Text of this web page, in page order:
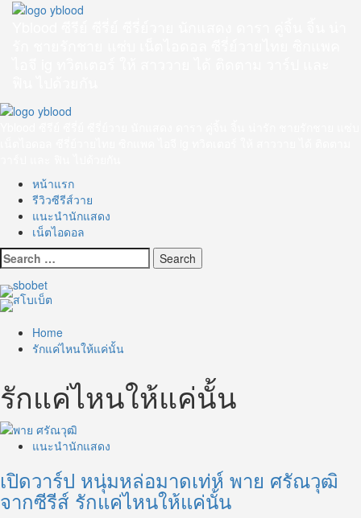
Skip
Primary
หน้าแรก
รีวิวซีรีส์วาย
แนะนำนักแสดง
เน็ตไอดอล
Search
for:
Home
รักแค่ไหนให้แค่นั้น
รักแค่ไหนให้แค่นั้น
แนะนำนักแสดง
เปิดวาร์ป หนุ่มหล่อมาดเท่ห์ พาย ศรัณวุฒิ
จากซีรีส์ รักแค่ไหนให้แค่นั้น